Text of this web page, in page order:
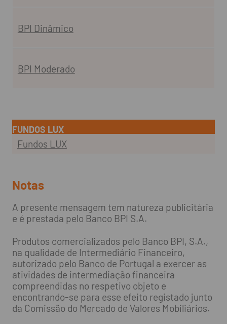
BPI Dinâmico
BPI Moderado
FUNDOS LUX
Fundos LUX
Notas
A presente mensagem tem natureza publicitária
e é prestada pelo Banco BPI S.A.
Produtos comercializados pelo Banco BPI, S.A.,
na qualidade de Intermediário Financeiro,
autorizado pelo Banco de Portugal a exercer as
atividades de intermediação financeira
compreendidas no respetivo objeto e
encontrando-se para esse efeito registado junto
da Comissão do Mercado de Valores Mobiliários.